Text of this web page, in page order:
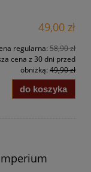
49,00 zł
regularna: 58,90 zł
cena z 30 dni przed
obniżką: 49,90 zł
do koszyka